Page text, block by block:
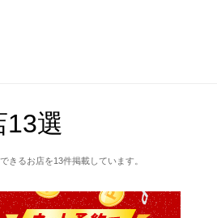
選
きるお店を13件掲載しています。